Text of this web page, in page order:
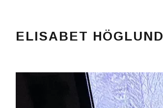
ELISABET HÖGLUND